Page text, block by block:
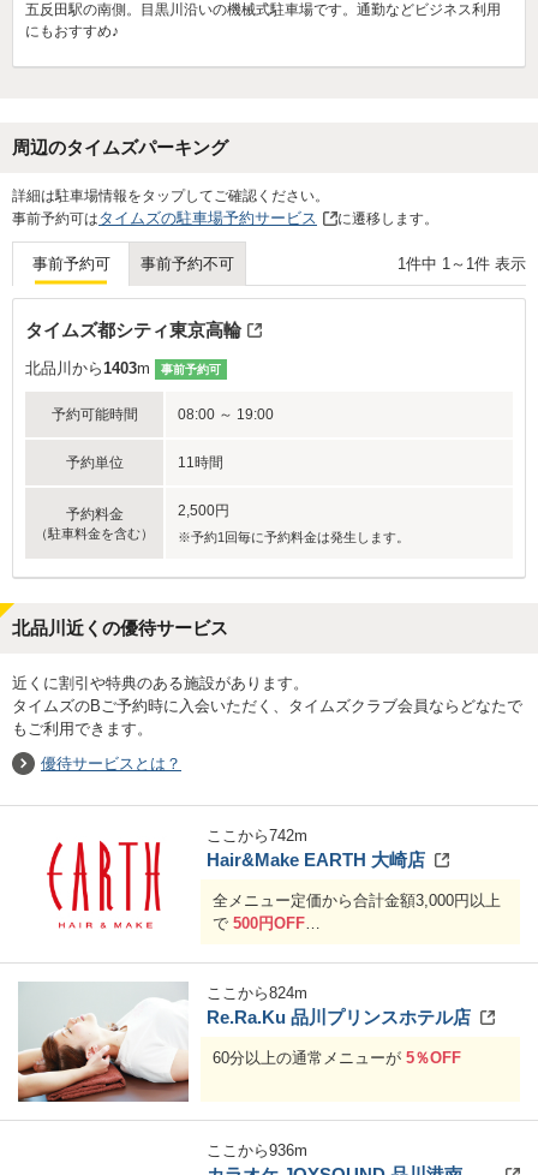
五反田駅の南側。目黒川沿いの機械式駐車場です。通勤などビジネス利用
にもおすすめ♪
周辺のタイムズパーキング
詳細は駐車場情報をタップしてご確認ください。
事前予約可はタイムズの駐車場予約サービス に遷移します。
事前予約可 事前予約不可 1件中 1 ～ 1件 表示
タイムズ都シティ東京高輪
北品川から1403m 事前予約可
予約可能時間 08:00 ～ 19:00
予約単位 11時間
予約料金
（駐車料金を含む）
2,500円
※予約1回毎に予約料金は発生します。
北品川近くの優待サービス
近くに割引や特典のある施設があります。
タイムズのBご予約時に入会いただく、タイムズクラブ会員ならどなたで
もご利用できます。
優待サービスとは？
ここから742m
Hair&Make EARTH 大崎店
全メニュー定価から合計金額3,000円以上
で 500円OFF
ここから824m
Re.Ra.Ku 品川プリンスホテル店
60分以上の通常メニューが 5％OFF
ここから936m